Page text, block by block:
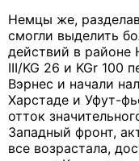
Немцы же,
смогли выделить
действий в районе
III/KG 26 и KGr 100
Вэрнес и начали
Харстаде и Уфут-
отток
Западный фронт,
все возрастала,